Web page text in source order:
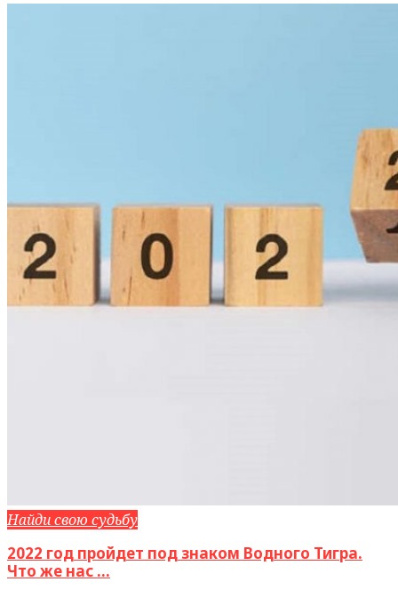
Найди свою судьбу
2022 год пройдет под знаком Водного Тигра.
Что же нас ...